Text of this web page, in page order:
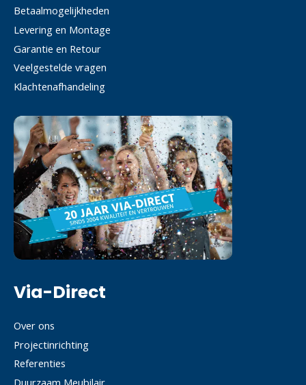
Betaalmogelijkheden
Levering en Montage
Garantie en Retour
Veelgestelde vragen
Klachtenafhandeling
Via-Direct
Over ons
Projectinrichting
Referenties
Duurzaam Meubilair